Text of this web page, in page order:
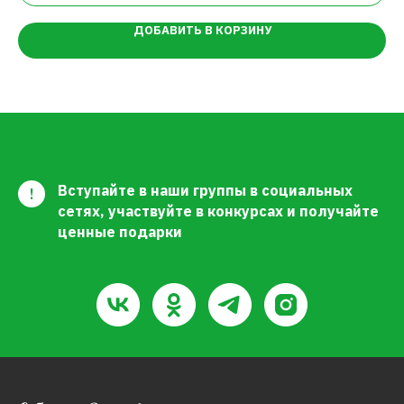
ДОБАВИТЬ В КОРЗИНУ
!
Вступайте в наши группы в социальных
сетях, участвуйте в конкурсах и получайте
ценные подарки